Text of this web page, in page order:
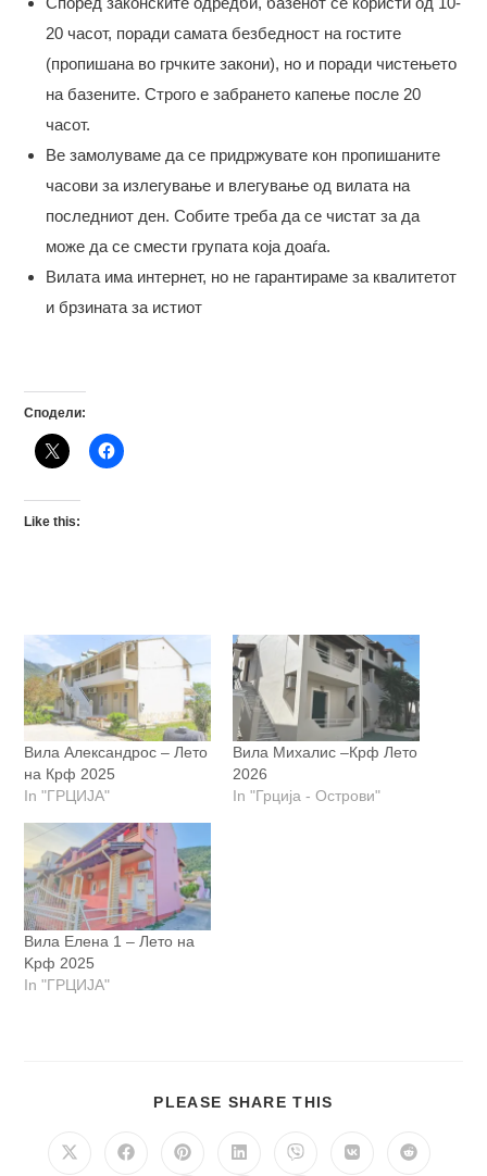
20 часот, поради самата безбедност на гостите
(пропишана во грчките закони), но и поради чистењето
на базените. Строго е забрането капење после 20
часот.
Ве замолуваме да се придржувате кон пропишаните
часови за излегување и влегување од вилата на
последниот ден. Собите треба да се чистат за да
може да се смести групата која доаѓа.
Вилата има интернет, но не гарантираме за квалитетот
и брзината за истиот
Сподели:
Like this:
Вила Александрос – Лето
на Крф 2025
In "ГРЦИЈА"
Вила Михалис –Крф Лето
2026
In "Грција - Острови"
Вила Елена 1 – Лето на
Kрф 2025
In "ГРЦИЈА"
PLEASE SHARE THIS
Opens
Opens
Opens
Opens
Opens
Opens
Opens